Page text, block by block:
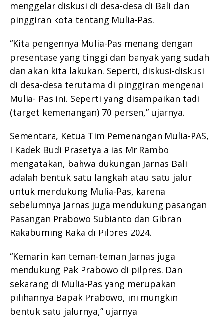
menggelar diskusi di desa-desa di Bali dan
pinggiran kota tentang Mulia-Pas.
“Kita pengennya Mulia-Pas menang dengan
presentase yang tinggi dan banyak yang sudah
dan akan kita lakukan. Seperti, diskusi-diskusi
di desa-desa terutama di pinggiran mengenai
Mulia- Pas ini. Seperti yang disampaikan tadi
(target kemenangan) 70 persen,” ujarnya.
Sementara, Ketua Tim Pemenangan Mulia-PAS,
I Kadek Budi Prasetya alias Mr.Rambo
mengatakan, bahwa dukungan Jarnas Bali
adalah bentuk satu langkah atau satu jalur
untuk mendukung Mulia-Pas, karena
sebelumnya Jarnas juga mendukung pasangan
Pasangan Prabowo Subianto dan Gibran
Rakabuming Raka di Pilpres 2024.
“Kemarin kan teman-teman Jarnas juga
mendukung Pak Prabowo di pilpres. Dan
sekarang di Mulia-Pas yang merupakan
pilihannya Bapak Prabowo, ini mungkin
bentuk satu jalurnya,” ujarnya.